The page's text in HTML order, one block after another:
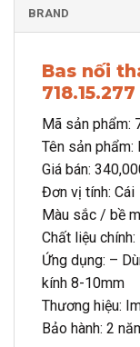
BRAND
Bas nối
718.15.277
Mã sản phẩm:
Tên sản phẩm:
Giá bán:
Đơn vị tính: Cái
Màu sắc / bề
Chất liệu
Ứng dụng: –
kính 8-10mm
Thương hiệu:
Bảo hành: 2